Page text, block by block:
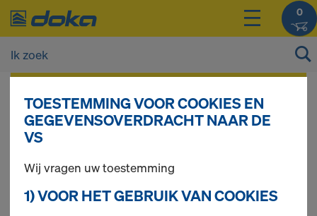
0
inloggenbekijken.
Drager H20 eco
TOESTEMMING VOOR COOKIES EN
GEGEVENSOVERDRACHT NAAR DE
VS
Wij vragen uw toestemming
1) VOOR HET GEBRUIK VAN COOKIES